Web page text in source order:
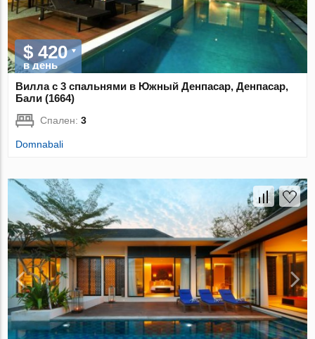
$ 420
в день
Вилла с 3 спальнями в Южный Денпасар, Денпасар,
Бали (1664)
Спален:3
Domnabali